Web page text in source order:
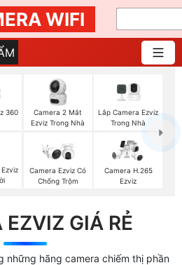
WIFI
360
Camera 2 Mắt
Ezviz Trong Nhà
Lắp Camera Ezviz
Trong Nhà
Camera Ezviz Có
Chống Trộm
Camera H.265
Ezviz
EZVIZ GIÁ RẺ
những hãng camera chiếm thị phần